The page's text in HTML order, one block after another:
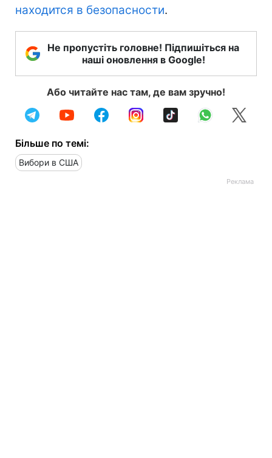
находится в безопасности.
Не пропустіть головне! Підпишіться на
наші оновлення в Google!
Або читайте нас там, де вам зручно!
Більше по темі:
Вибори в США